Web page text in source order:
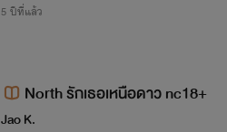
5 ปีที่แล้ว
North รักเธอเหนือดาว nc18+
Jao K.